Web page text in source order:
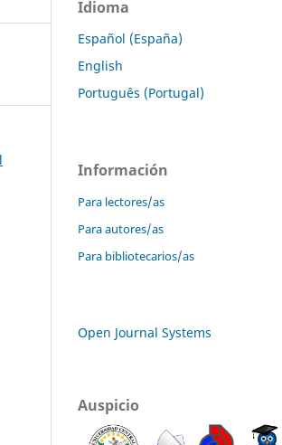
Idioma
Español (España)
English
Português (Portugal)
Información
Para lectores/as
Para autores/as
Para bibliotecarios/as
Open Journal Systems
Auspicio